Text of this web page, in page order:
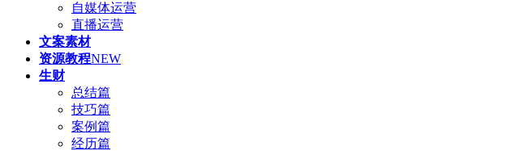
自媒体运营
直播运营
文案素材
资源教程NEW
生财
总结篇
技巧篇
案例篇
经历篇